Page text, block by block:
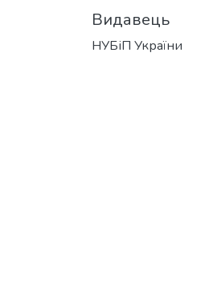
Видавець
НУБіП України